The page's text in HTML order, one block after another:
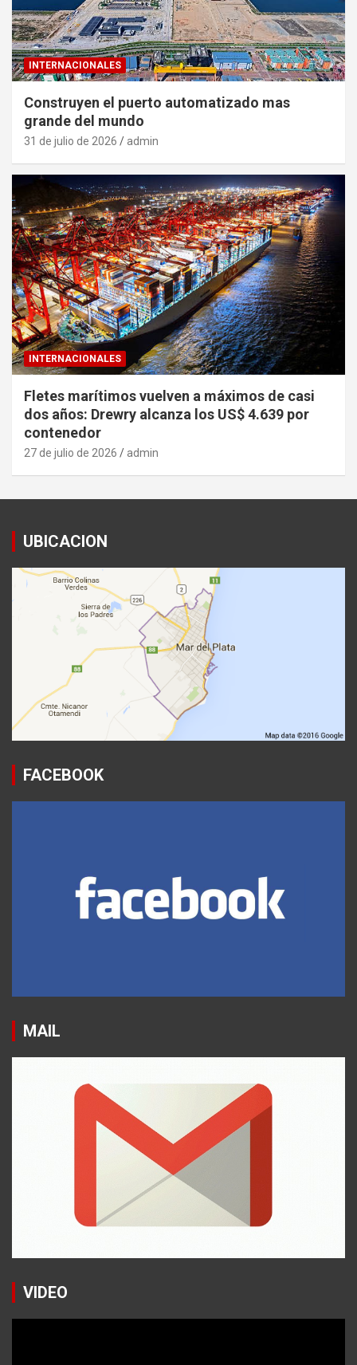
INTERNACIONALES
Construyen el puerto automatizado mas
grande del mundo
31 de julio de 2026 admin
INTERNACIONALES
Fletes marítimos vuelven a máximos de casi
dos años: Drewry alcanza los US$ 4.639 por
contenedor
27 de julio de 2026 admin
UBICACION
FACEBOOK
MAIL
VIDEO